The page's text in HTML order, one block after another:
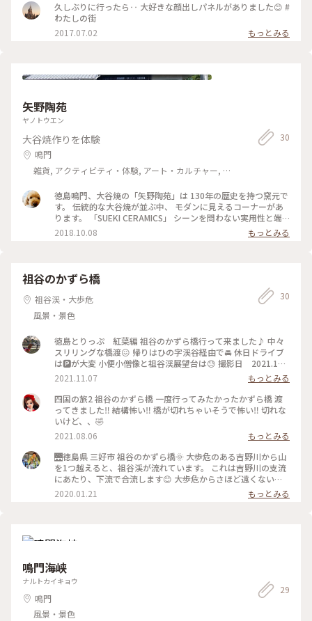
久しぶりに行ったら‥ 大好きな顔出しパネルがありました😊 #
わたしの街
2017.07.02
もっとみる
矢野陶苑
ヤノトウエン
大谷焼作りを体験
鳴門
雑貨, アクティビティ・体験, アート・カルチャー, ラ
30
徳島鳴門、大谷焼の「矢野陶苑」は 130年の歴史を持つ窯元で
す。 伝統的な大谷焼が並ぶ中、 モダンに見えるコーナーがあ
ります。 「SUEKI CERAMICS」 シーンを問わない実用性と端
正なデザインを 融合された新しさかあります。 触るとしっと
り手に馴染み、 この器なら手持ちの物との コーディネートも
ンを 購入しました。 朝の食卓がオシャレになりそうです。 #
2018.10.08 もっとみる
祖谷のかずら橋
祖谷渓・大歩危
風景・景色
30
徳島とりっぷ 紅葉編 祖谷のかずら橋行って来ました♪ 中々
スリリングな橋渡😖 帰りはひの字渓谷経由で🚘 休日ドライブ
は🅿️が大変 小便小僧像と祖谷渓展望台は😓 撮影日 2021.11.6
#私のことりっぷ #秋日和 #祖谷のかずら橋 #ひの字渓谷 #
三好市 #徳島ドライブ
2021.11.07
もっとみる
四国の旅2 祖谷のかずら橋 一度行ってみたかったかずら橋 渡
ってきました‼️ 結構怖い‼️ 橋が切れちゃいそうで怖い‼️ 切れな
いけど、、🤣
2021.08.06
もっとみる
🌉徳島県 三好市 祖谷のかずら橋🌞 大歩危のある吉野川から山
を1つ越えると、祖谷渓が流れています。 これは吉野川の支流
にあたり、下流で合流します😊 大歩危からさほど遠くない祖
谷(いや)へとやって来ました🚙💨 祖谷は『日本三大秘境』に数
えられ、この川に掛る橋もまた、『日本三大奇橋』のかずら橋
大人気でした😆 川の下に緑色の「阿波の青石」が見えますね
👀 橋の板は足が落ちそうなくらい開いているので注意しまし
中には太いワイヤーロープが入っているので、落ちることは無
さそうです👍✨ (2019年10月20日撮影) #徳島県 #三好市 #祖谷
2020.01.21 もっとみる
鳴門海峡
ナルトカイキョウ
鳴門
風景・景色
29